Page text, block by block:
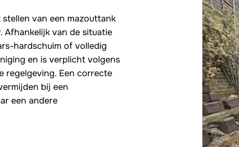
van een mazouttank
Afhankelijk van de situatie
hardschuim of volledig
en is verplicht volgens
regelgeving. Een correcte
bij een
een andere